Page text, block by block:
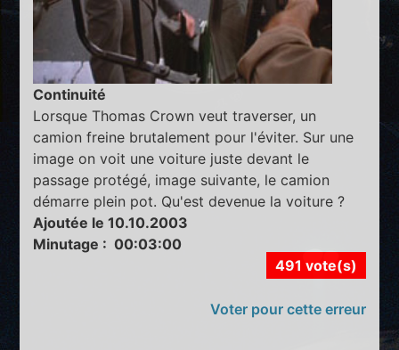
Continuité
Lorsque Thomas Crown veut traverser, un
camion freine brutalement pour l'éviter. Sur une
image on voit une voiture juste devant le
passage protégé, image suivante, le camion
démarre plein pot. Qu'est devenue la voiture ?
Ajoutée le 10.10.2003
Minutage : 00:03:00
491 vote(s)
Voter pour cette erreur